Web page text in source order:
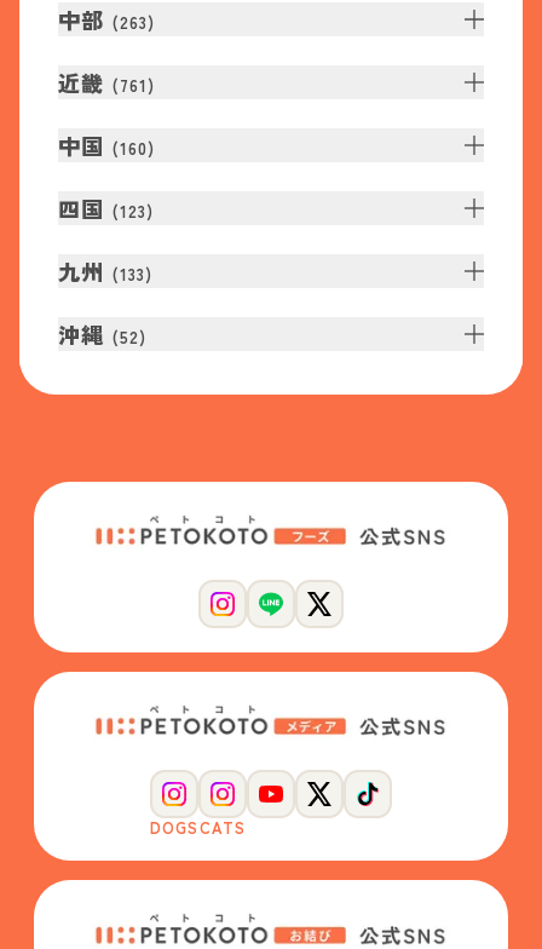
中部 (263)
近畿 (761 )
中国 (160)
四国 (123)
九州 (133)
沖縄 (52)
DOGSCATS